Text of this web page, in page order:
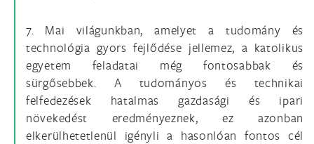
7. Mai világunkban, amelyet a tudomány és
technológia gyors fejlődése jellemez, a katolikus
egyetem feladatai még fontosabbak és
sürgősebbek. A tudományos és technikai
felfedezések hatalmas gazdasági és ipari
növekedést eredményeznek, ez azonban
elkerülhetetlenül igényli a hasonlóan fontos cél